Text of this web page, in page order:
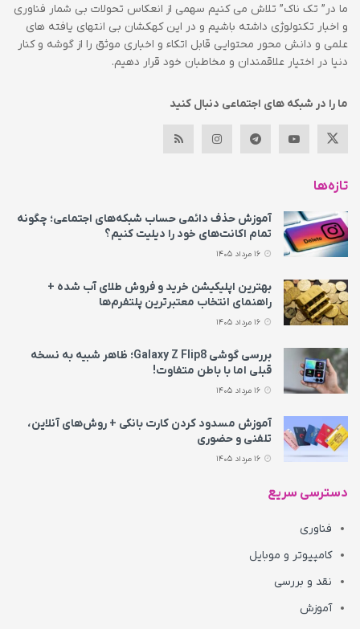
ما در” تک ناک” تلاش می کنیم سهمی از انعکاس تحولات بی شمار فناوری
و اخبار تکنولوژی داشته باشیم و در این کهکشان بی انتهای یافته های
علمی و دانش محور محتوایی قابل اتکاء و اخباری موثق را از گوشه و کنار
دنیا در اختیار علاقمندان و مخاطبان خود قرار دهیم.
ما را در شبکه های اجتماعی دنبال کنید
تازه‌ها
آموزش حذف دائمی حساب شبکه‌های اجتماعی؛ چگونه
تمام اکانت‌های خود را دیلیت کنیم؟
بهترین اپلیکیشن خرید و فروش طلای آب شده +
راهنمای انتخاب معتبرترین پلتفرم‌ها
بررسی گوشی Galaxy Z Flip8؛ ظاهر شبیه به نسخه
قبلی اما با باطن متفاوت!
آموزش مسدود کردن کارت بانکی + روش‌های آنلاین،
تلفنی و حضوری
دسترسی سریع
فناوری
کامپیوتر و موبایل
نقد و بررسی
آموزش